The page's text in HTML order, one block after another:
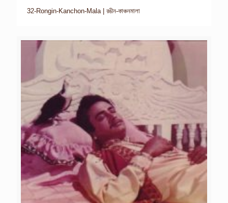
32-Rongin-Kanchon-Mala | রঙীন-কাঞ্চনমালা